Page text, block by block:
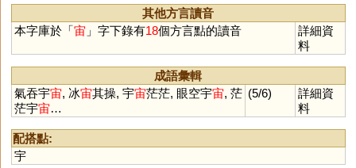
其他方言讀音
本字庫於「宙」字下錄有18個方言點的讀音
詳細資
料
成語彙輯
氣吞宇宙, 冰宙其操, 宇宙茫茫, 眼空宇宙, 茫
茫宇宙…
(5/6)
詳細資
料
配搭點:
宇